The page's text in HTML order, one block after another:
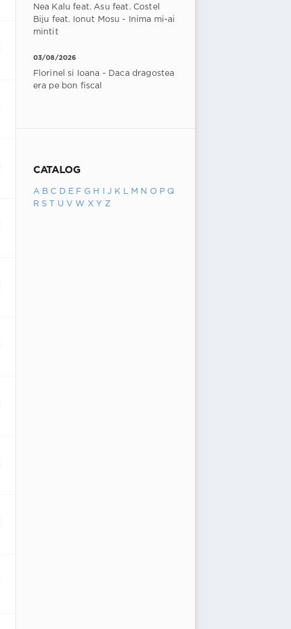
Nea Kalu feat. Asu feat. Costel
Biju feat. Ionut Mosu - Inima mi-ai
mintit
03/08/2026
Florinel si Ioana - Daca dragostea
era pe bon fiscal
CATALOG
A B C D E F G H J K M N O P Q
R S U V W X Y Z